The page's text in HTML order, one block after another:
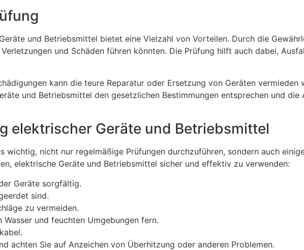
und Betriebsmittel bietet eine Vielzahl von Vorteilen. Durch die
und Schäden führen könnten. Die Prüfung hilft auch dabei,
kann die teure Reparatur oder Ersetzung von Geräten vermieden
und Betriebsmittel den gesetzlichen Bestimmungen entsprechen und
elektrischer Geräte und Betriebsmittel
nicht nur regelmäßige Prüfungen durchzuführen, sondern auch
elektrische Geräte und Betriebsmittel sicher und effektiv zu verwenden:
Geräte sorgfältig.
sind.
zu vermeiden.
und feuchten Umgebungen fern.
achten Sie auf Anzeichen von Überhitzung oder anderen Problemen.